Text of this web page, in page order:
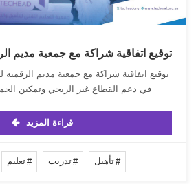
توقيع اتفاقية شراكة مع جمعية مديم الرقميه
في دعم القطاع غير الربحي وتمكين
قراءة المزيد
تأهيل تدريب تعليم